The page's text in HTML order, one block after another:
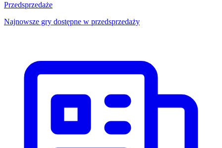
Przedsprzedaże
Najnowsze gry dostępne w przedsprzedaży